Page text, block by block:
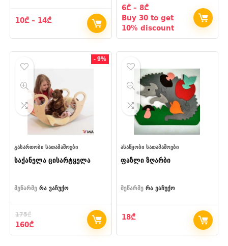
10₾ – 14₾Price
10₾
through
6₾ – 8₾Price
range:
6₾
through
Buy 30 to get
10% discount
- 9%
ᲒᲐᲡᲐᲠᲗᲝᲑᲘ ᲡᲐᲗᲐᲛᲐᲨᲝᲔᲑᲘ
საქანელა ცისარტყელა
მეწარმე რა ვაჩუქო
175₾
Original
price
160₾Current
price
ᲐᲡᲐᲬᲧᲝᲑᲘ ᲡᲐᲗᲐᲛᲐᲨᲝᲔᲑᲘ
ფაზლი ზღარბი
მეწარმე რა ვაჩუქო
18₾